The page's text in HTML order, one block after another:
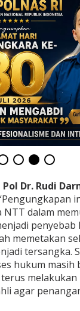
Dr. Rudi
NTT dalam
penyebab
memetakan
tersangka.
hukum masih
melakukan
agar